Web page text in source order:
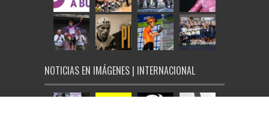
NOTICIAS EN IMÁGENES | INTERNACIONAL